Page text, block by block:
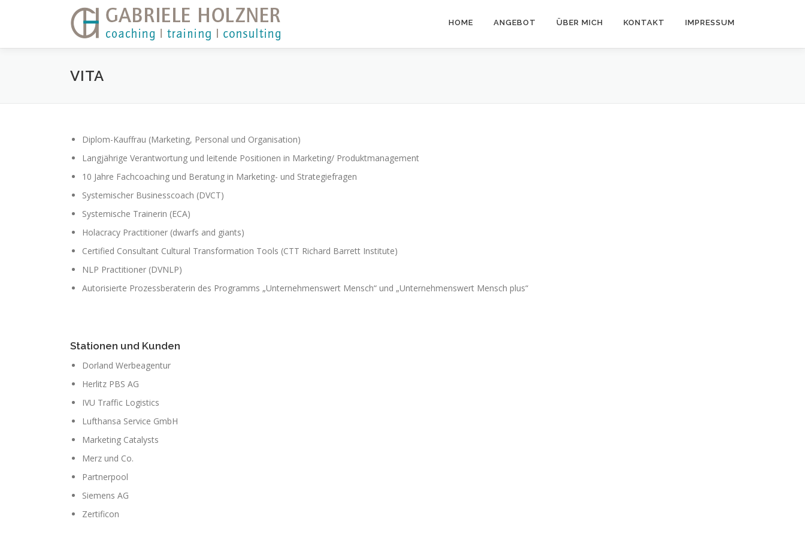
HOME ANGEBOT ÜBER MICH KONTAKT IMPRESSUM
VITA
Diplom-Kauffrau (Marketing, Personal und Organisation)
Langjährige Verantwortung und leitende Positionen in Marketing/ Produktmanagement
10 Jahre Fachcoaching und Beratung in Marketing- und Strategiefragen
Systemischer Businesscoach (DVCT)
Systemische Trainerin (ECA)
Holacracy Practitioner (dwarfs and giants)
Certified Consultant Cultural Transformation Tools (CTT Richard Barrett Institute)
NLP Practitioner (DVNLP)
Autorisierte Prozessberaterin des Programms „Unternehmenswert Mensch“ und „Unternehmenswert Mensch plus“
Stationen und Kunden
Dorland Werbeagentur
Herlitz PBS AG
IVU Traffic Logistics
Lufthansa Service GmbH
Marketing Catalysts
Merz und Co.
Partnerpool
Siemens AG
Zertificon